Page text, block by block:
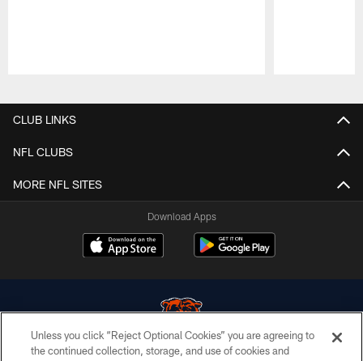
CLUB LINKS
NFL CLUBS
MORE NFL SITES
Download Apps
Unless you click “Reject Optional Cookies” you are agreeing to
the continued collection, storage, and use of cookies and